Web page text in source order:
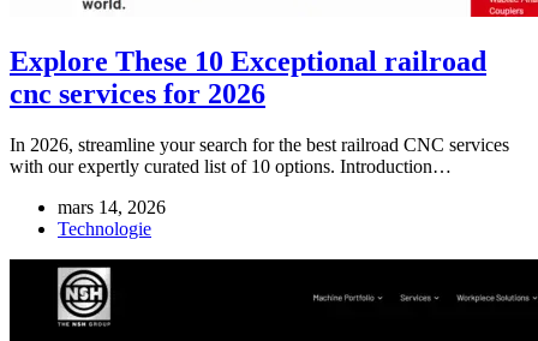
Explore These 10 Exceptional railroad
cnc services for 2026
In 2026, streamline your search for the best railroad CNC services
with our expertly curated list of 10 options. Introduction…
mars 14, 2026
Technologie